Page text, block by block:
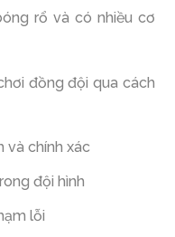
rổ và có nhiều cơ
đồng đội qua cách
và chính xác
đội hình
lỗi